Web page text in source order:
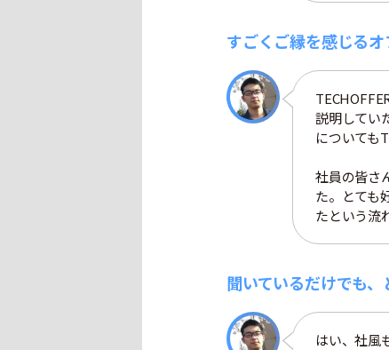
すごくご縁を感じる
説明してい
についても
社員の皆さ
た。とても
たという流
聞いているだけでも、
はい、社風